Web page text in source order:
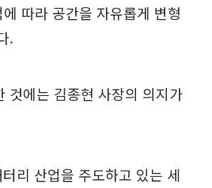
따라 공간을 자유롭게 변형
.
것에는 김종현 사장의 의지가
리 산업을 주도하고 있는 세